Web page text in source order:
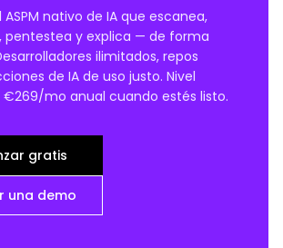
ASPM nativo de IA que escanea,
pentestea y explica — de forma
ilimitados, repos
de IA de uso justo. Nivel
mo anual cuando estés listo.
gratis
una demo